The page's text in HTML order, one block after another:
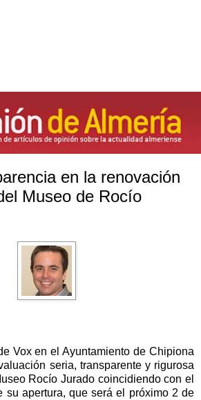
en la renovación
Museo de Rocío
Vox en el Ayuntamiento de Chipiona
seria, transparente y rigurosa
Rocío Jurado coincidiendo con el
su apertura, que será el próximo 2 de